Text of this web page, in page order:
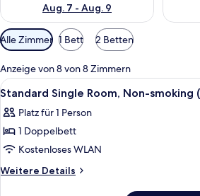
Aug. 7 - Aug. 9
Verfügbare
Filter
für
Zimmer
Alle Zimmer 1 Bett 2 Betten
Anzeige von 8 von 8 Zimmern
Alle
Fotos
für
Standard
Single
Room,
Ein
2
Standard Single Room, Non-smoking
Platz für 1 Person
1 Doppelbett
Kostenloses WLAN
Weitere Details
Weitere